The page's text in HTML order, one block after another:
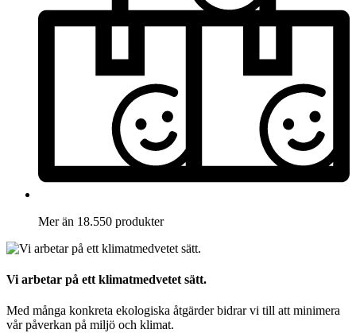
Mer än 18.550 produkter
Vi arbetar på ett klimatmedvetet sätt.
Med många konkreta ekologiska åtgärder bidrar vi till att minimera
vår påverkan på miljö och klimat.